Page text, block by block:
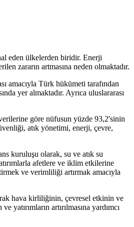
eden ülkelerden biridir. Enerji
zararın artmasına neden olmaktadır.
amacıyla Türk hükümeti tarafından
yer almaktadır. Ayrıca uluslararası
göre nüfusun yüzde 93,2'sinin
atık yönetimi, enerji, çevre,
kuruluşu olarak, su ve atık su
afetlere ve iklim etkilerine
ve verimliliği artırmak amacıyla
hava kirliliğinin, çevresel etkinin ve
artırılmasına yardımcı